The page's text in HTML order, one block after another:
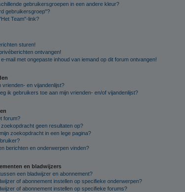
gebruikersgroepen in een andere kleur?
gebruikersgroep"?
Team"-link?
sturen!
ontvangen!
mail met ongepaste inhoud van iemand op dit forum ontvangen!
vrienden- en vijandenlijst?
ik gebruikers toe aan mijn vrienden- en/of vijandenlijst?
forum?
geen resultaten op?
zoekopdracht in een lege pagina?
berichten en onderwerpen vinden?
en bladwijzers
een bladwijzer en abonnement?
of abonnement instellen op specifieke onderwerpen?
of abonnement instellen op specifieke forums?